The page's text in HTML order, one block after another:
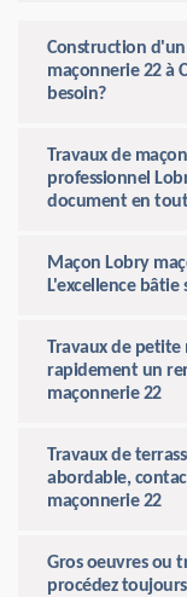
Construction
maçonnerie 22 à
besoin?
Travaux de
professionnel
document en
Maçon Lobry
L'excellence
Travaux de petite
rapidement un
maçonnerie 22
Travaux de
abordable,
maçonnerie 22
Gros oeuvres ou
procédez